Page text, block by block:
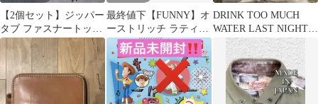
【2個セット】ジッパー
タブ ファスナートップ
メタルビーズ 黒 アメカ
ジ （C）
最終値下【FUNNY】オ
ーストリッチ ラティー
ゴ・アーチトップベル
ト 32インチ
DRINK TOO MUCH
WATER LAST NIGHT T
シャツ